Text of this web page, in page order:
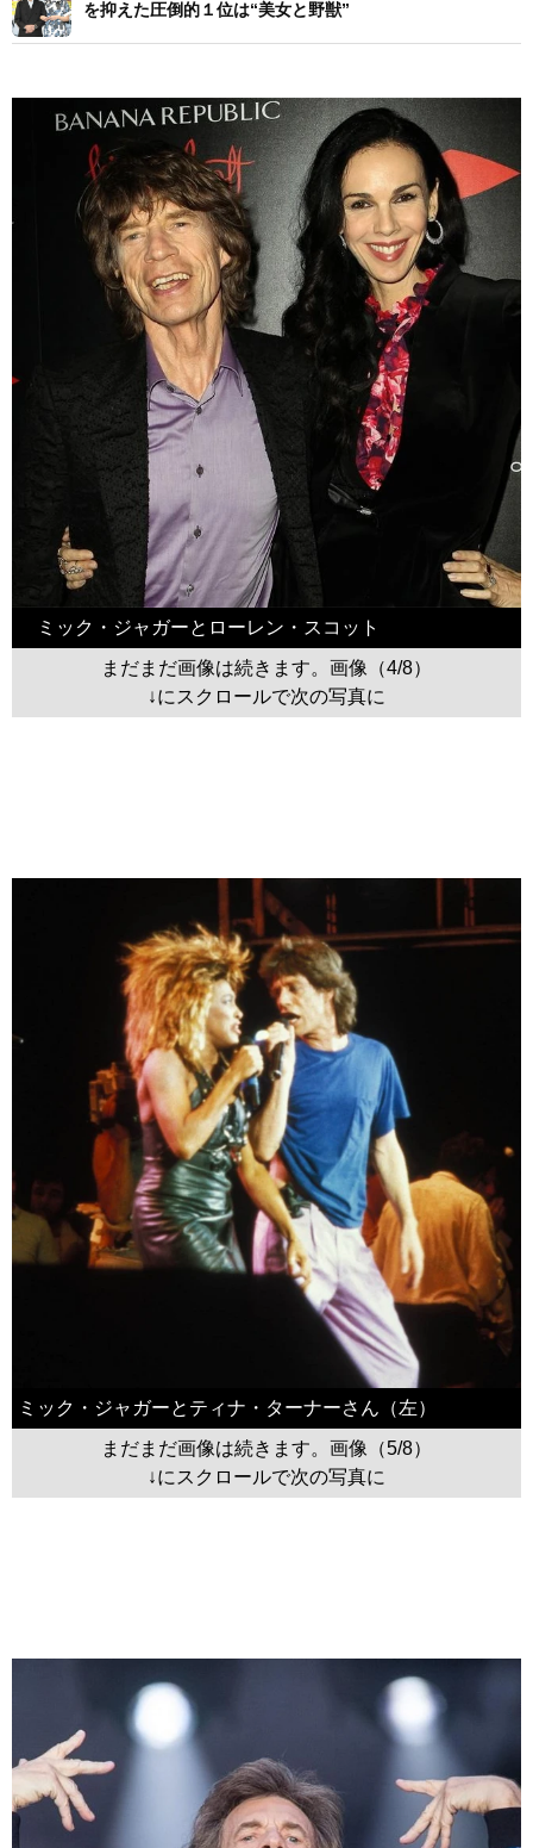
を抑えた圧倒的１位は“美女と野獣”
ミック・ジャガーとローレン・スコット
まだまだ画像は続きます。画像（4/8）
↓にスクロールで次の写真に
ミック・ジャガーとティナ・ターナーさん（左）
まだまだ画像は続きます。画像（5/8）
↓にスクロールで次の写真に